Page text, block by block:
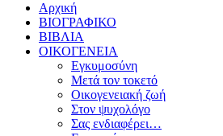
Αρχική
ΒΙΟΓΡΑΦΙΚΟ
ΒΙΒΛΙΑ
ΟΙΚΟΓΕΝΕΙΑ
Εγκυμοσύνη
Μετά τον τοκετό
Οικογενειακή ζωή
Στον ψυχολόγο
Σας ενδιαφέρει…